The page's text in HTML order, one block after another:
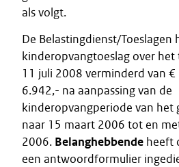
als volgt.
De Belastingdienst/Toeslagen
kinderopvangtoeslag over
11 juli 2008 verminderd van
6.942,- na aanpassing van de
kinderopvangperiode van het
naar 15 maart 2006 tot en
2006. Belanghebbende heeft
een antwoordformulier